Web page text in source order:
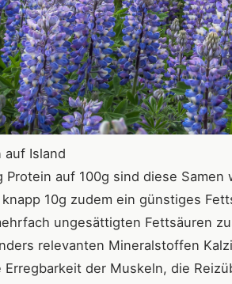
auf Island
auf 100g sind diese
10g zudem ein günstiges
ungesättigten Fettsäuren
relevanten Mineralstoffen
der Muskeln, die